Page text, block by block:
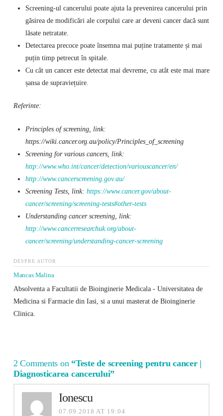
Screening-ul cancerului poate ajuta la prevenirea cancerului prin
găsirea de modificări ale corpului care ar deveni cancer dacă sunt
lăsate netratate.
Detectarea precoce poate însemna mai puține tratamente și mai
puțin timp petrecut în spitale.
Cu cât un cancer este detectat mai devreme, cu atât este mai mare
șansa de supraviețuire.
Referinte:
Principles of screening, link:
https://wiki.cancer.org.au/policy/Principles_of_screening
Screening for various cancers, link:
http://www.who.int/cancer/detection/variouscancer/en/
http://www.cancerscreening.gov.au/
Screening Tests, link: https://www.cancer.gov/about-
cancer/screening/screening-tests#other-tests
Understanding cancer screening, link:
http://www.cancerresearchuk.org/about-
cancer/screening/understanding-cancer-screening
DESPRE AUTOR
Mancas Malina
Absolventa a Facultatii de Bioinginerie Medicala - Universitatea de
Medicina si Farmacie din Iasi, si a unui masterat de Bioinginerie
Clinica.
2 Comments on “Teste de screening pentru cancer |
Diagnosticarea cancerului”
Ionescu
07.09.2018 AT 19:04